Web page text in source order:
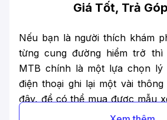
Giá Tốt, Trả
Nếu bạn là người thích khám
từng cung đường hiểm trở
MTB chính là một lựa chọn lý
điện thoại ghi lại một vài
đây, để có thể mua được mẫu
đẹp, giá tốt, phù hợp nhất với